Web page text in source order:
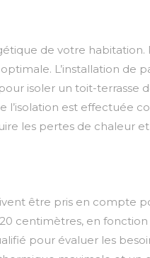
de votre habitation.
L’installation de
isoler un toit-terrasse
l’isolation est effectuée
les pertes de chaleur
être pris en compte
centimètres, en
pour évaluer les